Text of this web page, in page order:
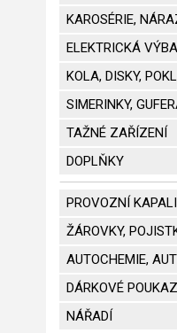
KAROSÉRIE,
ELEKTRICKÁ
KOLA, DISKY,
SIMERINKY,
TAŽNÉ ZAŘÍZENÍ
DOPLŇKY
PROVOZNÍ
ŽÁROVKY,
AUTOCHEMIE,
DÁRKOVÉ
NÁŘADÍ